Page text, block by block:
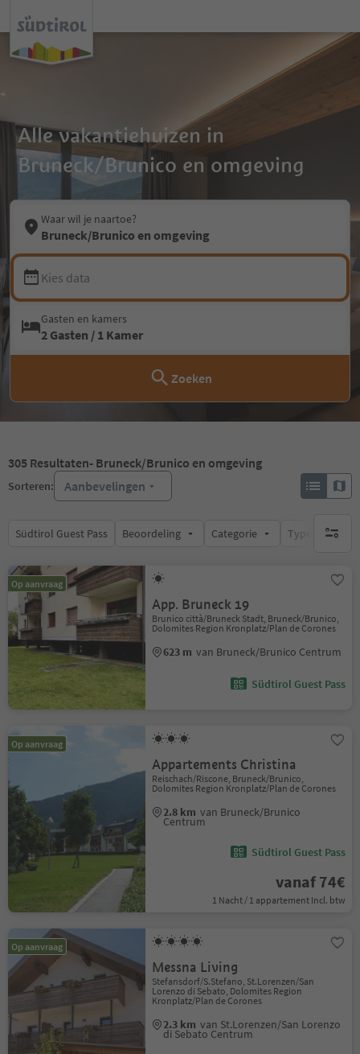
Alle vakantiehuizen in
Bruneck/Brunico en omgeving
Waar wil je naartoe?
Bruneck/Brunico en omgeving
Kies data
Gasten en kamers
2 Gasten / 1 Kamer
Zoeken
305 Resultaten- Bruneck/Brunico en omgeving
Sorteren: Aanbevelingen
Südtirol Guest Pass Beoordeling Categorie Type catering
geen
Op aanvraag
App. Bruneck 19
Brunico città/Bruneck Stadt, Bruneck/Brunico,
Dolomites Region Kronplatz/Plan de Corones
623 m van Bruneck/Brunico Centrum
Südtirol Guest Pass
Op aanvraag
Appartements Christina
Reischach/Riscone, Bruneck/Brunico,
Dolomites Region Kronplatz/Plan de Corones
2.8 km van Bruneck/Brunico
Centrum
Südtirol Guest Pass
vanaf 74€
1 Nacht / 1 appartement Incl. btw
Op aanvraag
Messna Living
Stefansdorf/S.Stefano, St.Lorenzen/San
Lorenzo di Sebato, Dolomites Region
Kronplatz/Plan de Corones
2.3 km van St.Lorenzen/San Lorenzo
di Sebato Centrum